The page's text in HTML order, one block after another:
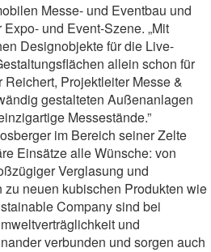
Messe- und Eventbau und
und Event-Szene. „Mit
Designobjekte für die Live-
allein schon für
Projektleiter Messe &
gestalteten Außenanlagen
Messestände.”
im Bereich seiner Zelte
Einsätze alle Wünsche: von
Verglasung und
neuen kubischen Produkten wie
Company sind bei
und
verbunden und sorgen auch